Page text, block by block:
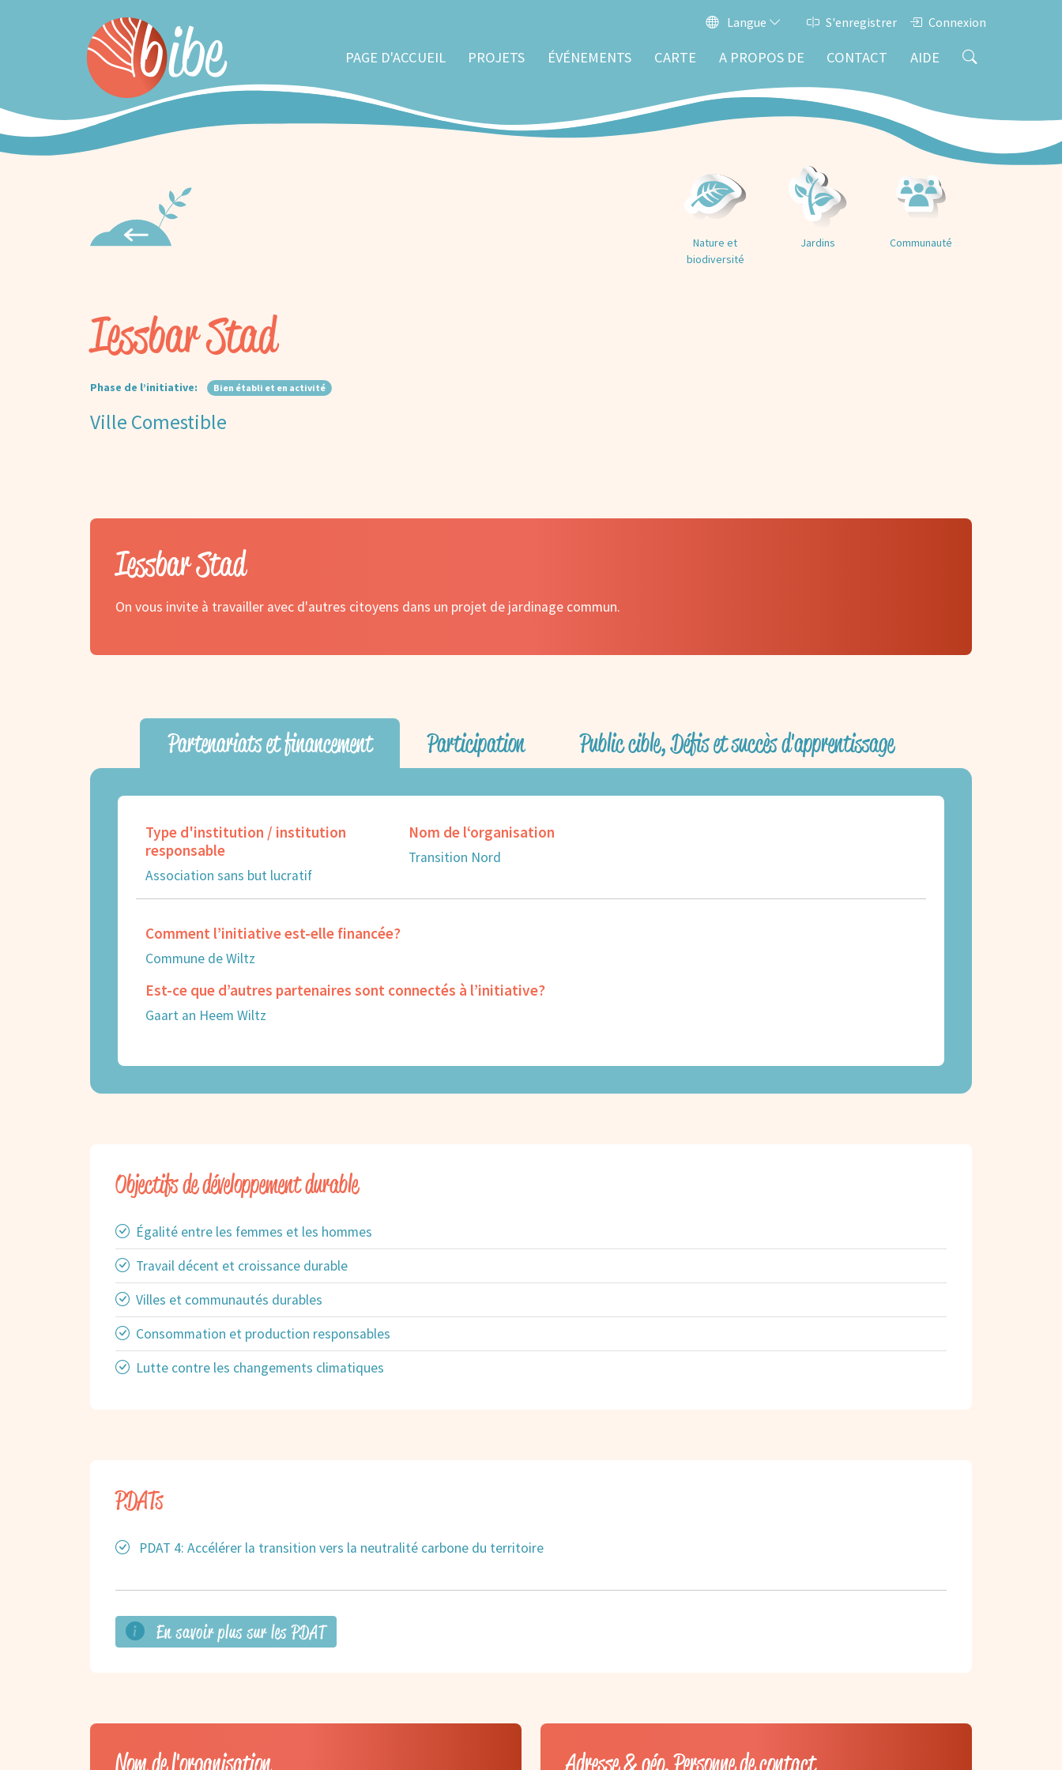
Langue S'enregistrer Connexion
PAGE D'ACCUEIL PROJETS ÉVÉNEMENTS CARTE A PROPOS DE CONTACT AIDE
Nature et
biodiversité
Jardins Communauté
Iessbar Stad
Phase de l’initiative: Bien établi et en activité
Ville Comestible
Iessbar Stad
On vous invite à travailler avec d'autres citoyens dans un projet de jardinage commun.
Partenariats et financement Participation Public cible, Défis et succès d'apprentissage
Type d'institution / institution
responsable
Association sans but lucratif
Nom de l‘organisation
Transition Nord
Comment l’initiative est-elle financée?
Commune de Wiltz
Est-ce que d’autres partenaires sont connectés à l’initiative?
Gaart an Heem Wiltz
Objectifs de développement durable
Égalité entre les femmes et les hommes
Travail décent et croissance durable
Villes et communautés durables
Consommation et production responsables
Lutte contre les changements climatiques
PDATs
PDAT 4: Accélérer la transition vers la neutralité carbone du territoire
En savoir plus sur les PDAT
Nom de l'organisation Adresse & géo, Personne de contact